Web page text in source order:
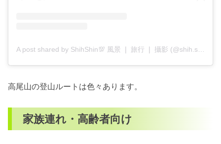
高尾山の登山ルートは色々あります。
家族連れ・高齢者向け